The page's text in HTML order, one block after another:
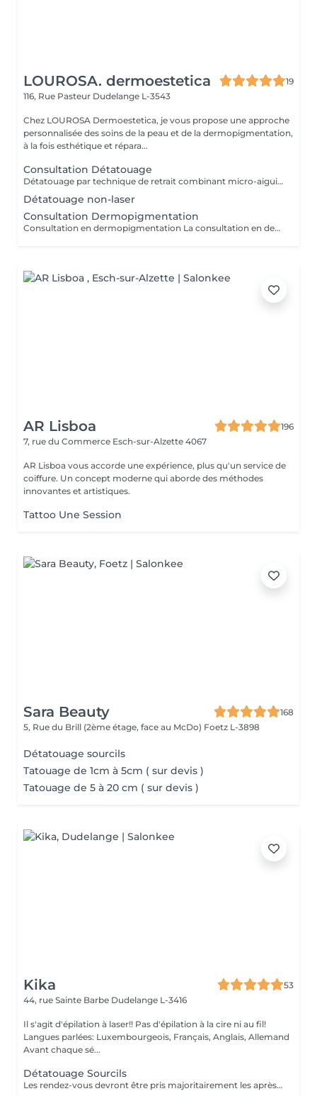
LOUROSA. dermoestetica
19
116, Rue Pasteur Dudelange L-3543
Chez LOUROSA Dermoestetica, je vous propose une approche
personnalisée des soins de la peau et de la dermopigmentation,
à la fois esthétique et répara...
Consultation Détatouage
Détatouage par technique de retrait combinant micro-aiguilletage et solution spécifique, adaptée aux pigments difficiles à traiter au laser . La consultation est requise.
Détatouage non-laser
Consultation Dermopigmentation
Consultation en dermopigmentation La consultation en dermopigmentation est une étape essentielle avant toute prestation de traitement correctif ou reconstructeur. Elle permet de comprendre vos besoins, d'analyser la peau et de définir un protocole entièrement personnalisé en fonction de la zone à traiter, de votre carnation, de votre morphologie et du résultat souhaité. Ce rendez-vous comprend un échange approfondi sur vos attentes, une analyse précise de la zone concernée ainsi que des conseils professionnels sur la technique et l'approche les plus adaptées à votre situation. C'est également un moment privilégié pour répondre à toutes vos questions et s'assurer de l'absence de contre-indications. Le montant de la consultation est déduit du tarif de la prestation si celle-ci est réalisée dans les 2 mois suivant la consultation. Cette étape est indispensable afin de garantir un traitement sécurisé, cohérent et parfaitement adapté à votre peau et à votre objectif esthétique ou réparateur.
AR Lisboa
196
7, rue du Commerce Esch-sur-Alzette 4067
AR Lisboa vous accorde une expérience, plus qu'un service de
coiffure. Un concept moderne qui aborde des méthodes
innovantes et artistiques.
Tattoo Une Session
Sara Beauty
168
5, Rue du Brill (2ème étage, face au McDo) Foetz L-3898
Détatouage sourcils
Tatouage de 1cm à 5cm ( sur devis )
Tatouage de 5 à 20 cm ( sur devis )
Kika
53
44, rue Sainte Barbe Dudelange L-3416
Il s'agit d'épilation à laser!! Pas d'épilation à la cire ni au fil!
Langues parlées: Luxembourgeois, Français, Anglais, Allemand
Avant chaque sé...
Détatouage Sourcils
Les rendez-vous devront être pris majoritairement les après-midis. Les rendez-vous se feront donc par appel téléphonique ou sms Merci